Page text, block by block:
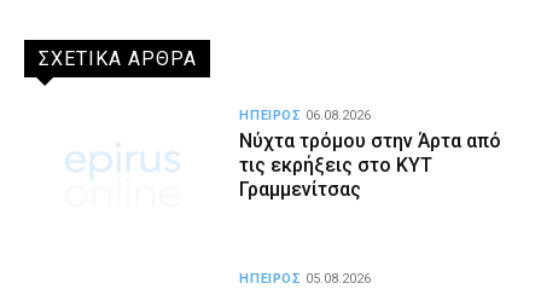
ΣΧΕΤΙΚΑ ΑΡΘΡΑ
Νύχτα τρόμου στην Άρτα από
τις εκρήξεις στο ΚΥΤ
Γραμμενίτσας
ΗΠΕΙΡΟΣ 06.08.2026
ΗΠΕΙΡΟΣ 05.08.2026